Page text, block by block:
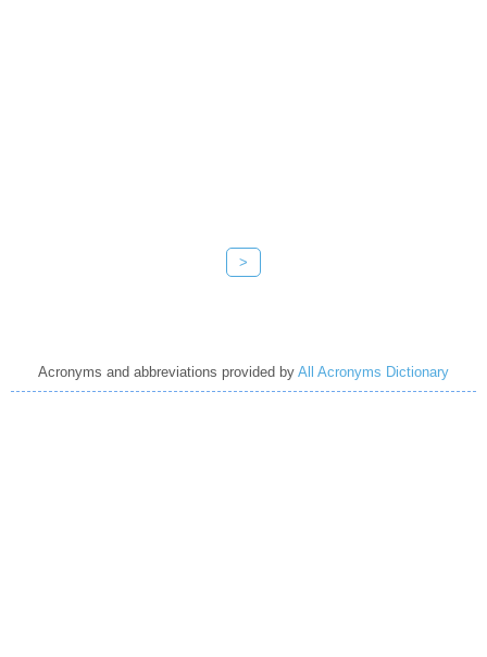
>
Acronyms and abbreviations provided by All Acronyms Dictionary